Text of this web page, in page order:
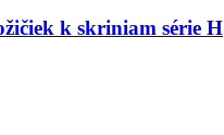
k skriniam série H